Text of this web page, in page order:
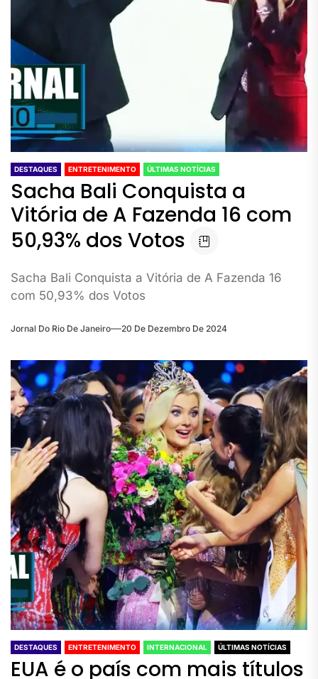
DESTAQUES ENTRETENIMENTO ÚLTIMAS NOTÍCIAS
Sacha Bali Conquista a
Vitória de A Fazenda 16 com
50,93% dos Votos
Sacha Bali Conquista a Vitória de A Fazenda 16
com 50,93% dos Votos
Jornal Do Rio De Janeiro 20 De Dezembro De 2024
DESTAQUES ENTRETENIMENTO INTERNACIONAL ÚLTIMAS NOTÍCIAS
EUA é o país com mais títulos